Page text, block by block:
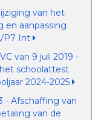
van het
en aanpassing
P7 Int
van 9 juli 2019 -
schoolattest
2024-2025
- Afschaffing van
van de